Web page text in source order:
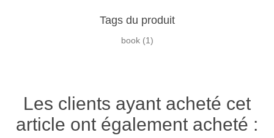
Tags du produit
book (1)
Les clients ayant acheté cet
article ont également acheté :